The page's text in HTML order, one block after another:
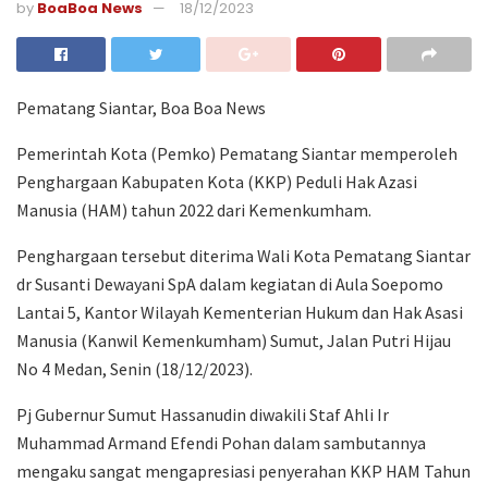
by BoaBoa News 18/12/2023
Pematang Siantar, Boa Boa News
Pemerintah Kota (Pemko) Pematang Siantar memperoleh
Penghargaan Kabupaten Kota (KKP) Peduli Hak Azasi
Manusia (HAM) tahun 2022 dari Kemenkumham.
Penghargaan tersebut diterima Wali Kota Pematang Siantar
dr Susanti Dewayani SpA dalam kegiatan di Aula Soepomo
Lantai 5, Kantor Wilayah Kementerian Hukum dan Hak Asasi
Manusia (Kanwil Kemenkumham) Sumut, Jalan Putri Hijau
No 4 Medan, Senin (18/12/2023).
Pj Gubernur Sumut Hassanudin diwakili Staf Ahli Ir
Muhammad Armand Efendi Pohan dalam sambutannya
mengaku sangat mengapresiasi penyerahan KKP HAM Tahun